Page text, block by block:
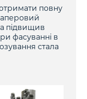
повну
підвищив
фасуванні в
стала